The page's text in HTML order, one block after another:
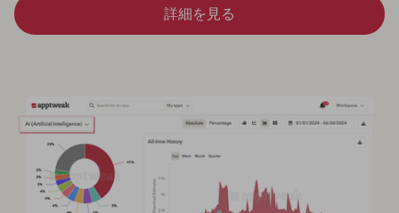
詳細を見る